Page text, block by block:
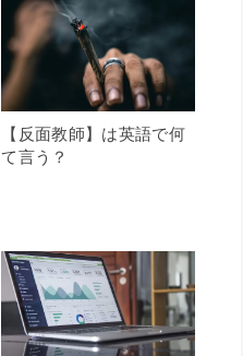
【反面教師】は英語で何
て言う？